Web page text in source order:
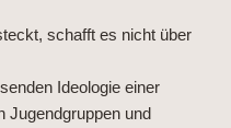
schafft es nicht über
Ideologie einer
Jugendgruppen und